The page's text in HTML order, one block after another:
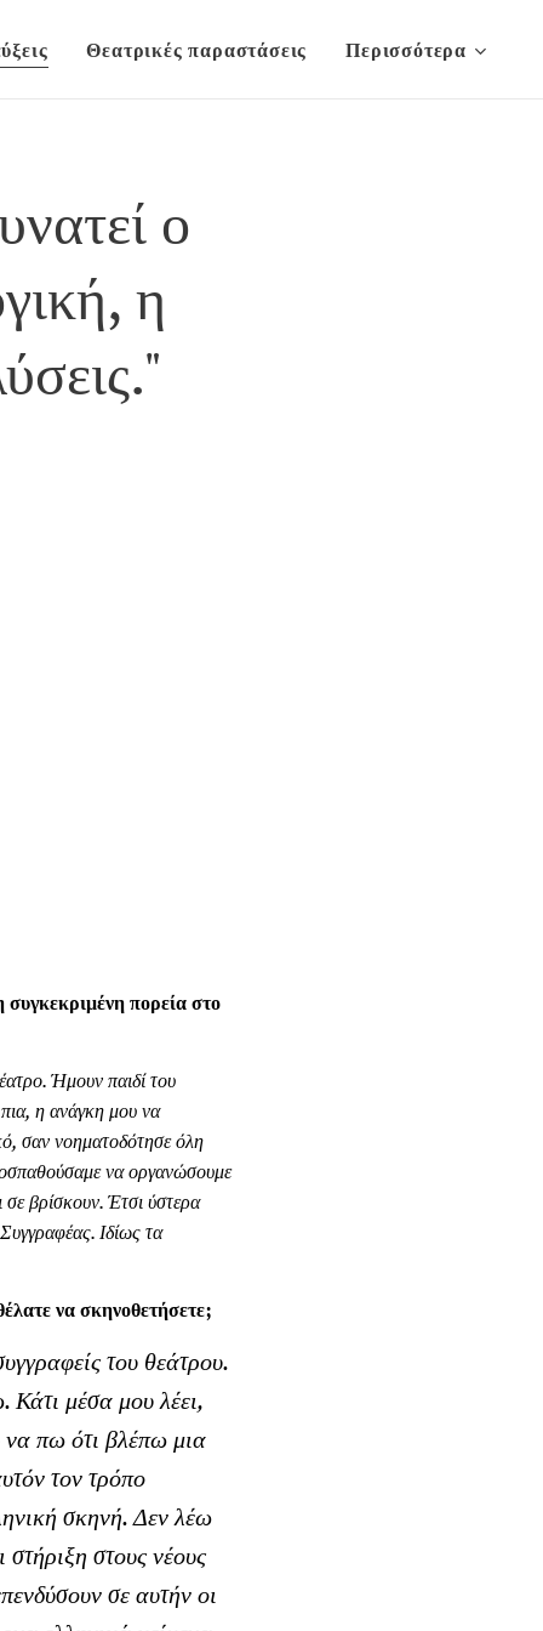
Θεατρικές παραστάσεις Περισσότερα
ο
η
πορεία στο
Ήμουν παιδί του
η ανάγκη μου να
σαν νοηματοδότησε όλη
να οργανώσουμε
βρίσκουν. Έτσι ύστερα
Ιδίως τα
να σκηνοθετήσετε;
του θεάτρου.
μέσα μου λέει,
πω ότι βλέπω μια
τον τρόπο
σκηνή. Δεν λέω
στους νέους
σε αυτήν οι